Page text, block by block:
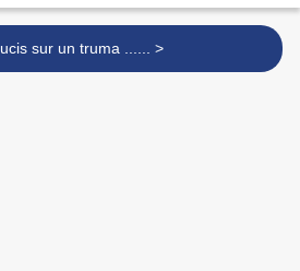
Petit soucis sur un truma ...... >